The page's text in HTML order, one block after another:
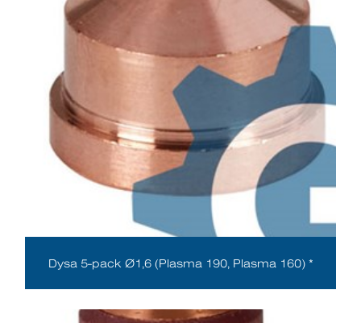
Dysa 5-pack Ø1,6 (Plasma 190, Plasma 160) *